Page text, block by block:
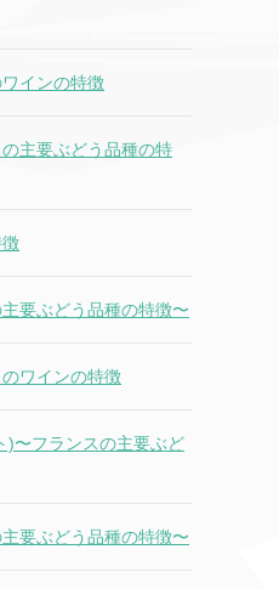
インの特徴
主要ぶどう品種の特
要ぶどう品種の特徴〜
ワインの特徴
)〜フランスの主要ぶど
要ぶどう品種の特徴〜